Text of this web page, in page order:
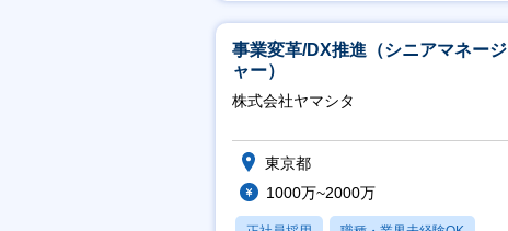
賞与あり
事業変革/DX推進（シニアマネージ
ャー）
株式会社ヤマシタ
東京都
1000万~2000万